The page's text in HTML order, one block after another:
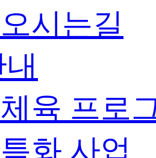
시는길
육 프로
화 사업